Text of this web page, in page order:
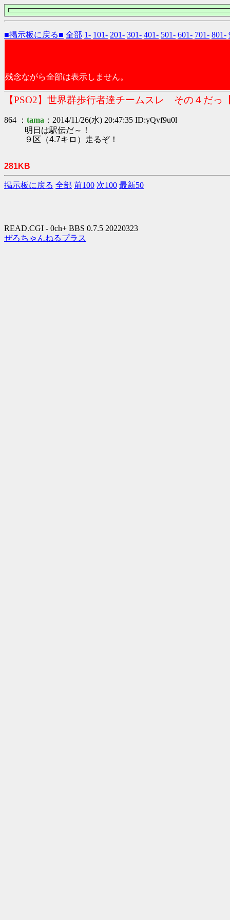
■掲示板に戻る■ 全部 1- 101- 201- 301- 401- 501- 601- 701- 801-
残念ながら全部は表示しません。
【PSO2】世界群歩行者達チームスレ その４だっ
864 ： tama ：2014/11/26(水) 20:47:35 ID:yQvf9u0l
明日は駅伝だ～！
９区（4.7キロ）走るぞ！
281KB
掲示板に戻る 全部 前100 次100 最新50
READ.CGI - 0ch+ BBS 0.7.5 20220323
ぜろちゃんねるプラス